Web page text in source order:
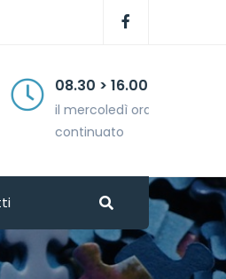
> 16.00
orario